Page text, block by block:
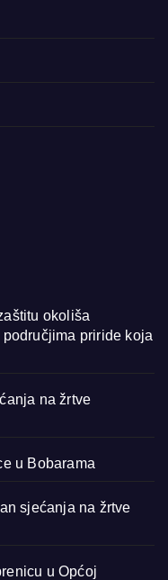
okoliša
priride koja
na žrtve
u Bobarama
sjećanja na žrtve
u Općoj